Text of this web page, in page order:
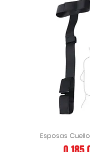
Esposas